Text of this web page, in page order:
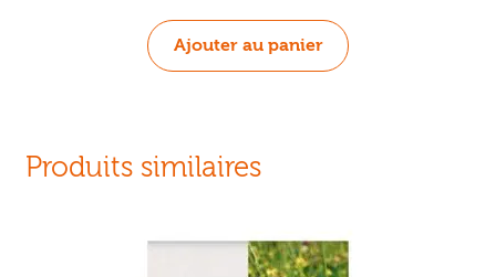
Ajouter au panier
Produits similaires